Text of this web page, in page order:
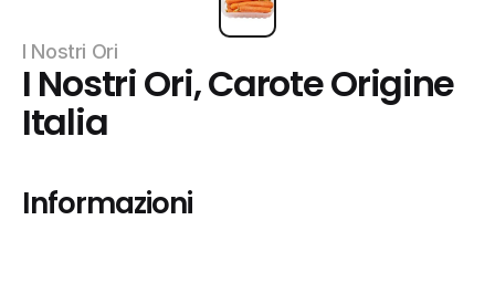
I Nostri Ori
I Nostri Ori, Carote Origine
Italia
Informazioni